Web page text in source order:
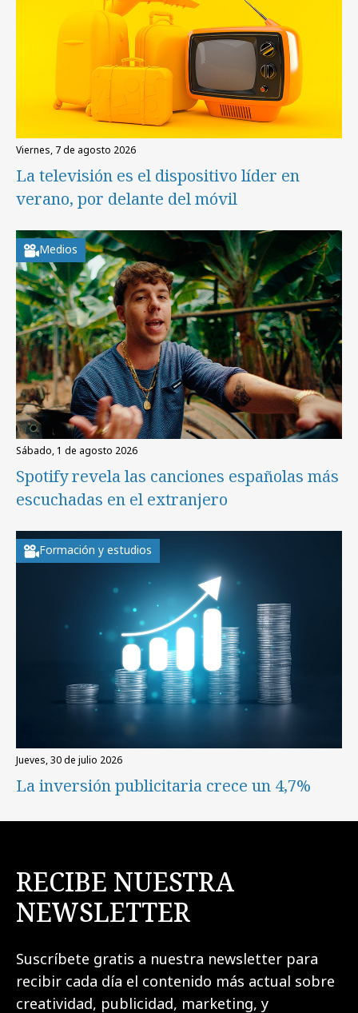
viernes, 7 de agosto 2026
La televisión es el dispositivo líder en
verano, por delante del móvil
Medios
sábado, 1 de agosto 2026
Spotify revela las canciones españolas más
escuchadas en el extranjero
Formación y estudios
jueves, 30 de julio 2026
La inversión publicitaria crece un 4,7%
RECIBE NUESTRA
NEWSLETTER
Suscríbete gratis a nuestra newsletter para
recibir cada día el contenido más actual sobre
creatividad, publicidad, marketing, y